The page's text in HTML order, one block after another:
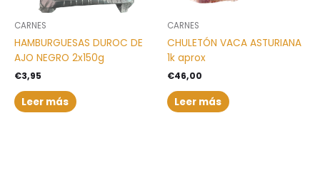
CARNES
HAMBURGUESAS DUROC DE
AJO NEGRO 2x150g
€3,95
Leer más
CARNES
CHULETÓN VACA ASTURIANA
1k aprox
€46,00
Leer más